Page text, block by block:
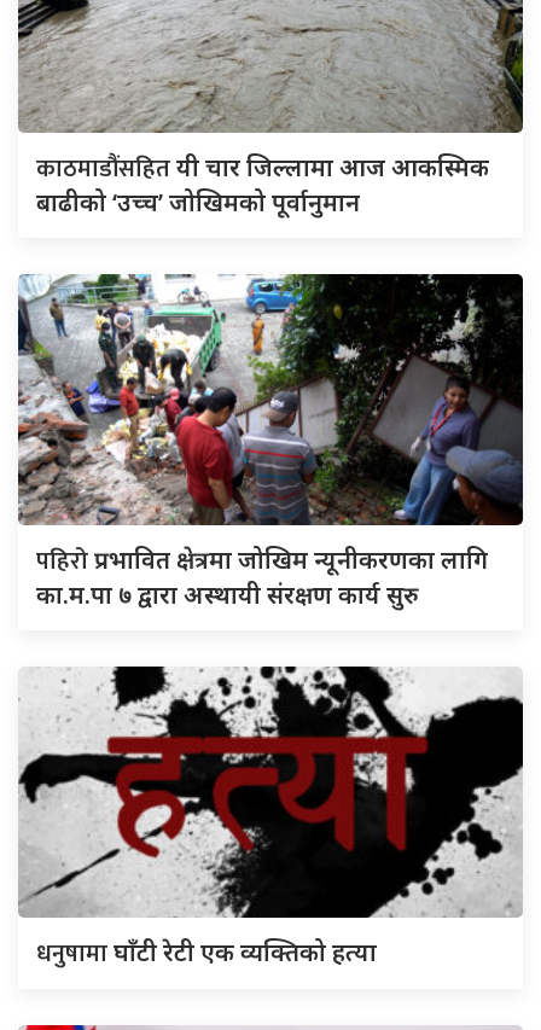
काठमाडौंसहितयी चार जिल्लामा आज आकस्मिक
बाढीको ‘उच्च’ जोखिमको पूर्वानुमान
पहिरोप्रभावित क्षेत्रमा जोखिम न्यूनीकरणका लागि
का.म.पा ७ द्वारा अस्थायी संरक्षण कार्य सुरु
धनुषामाघाँटी रेटी एक व्यक्तिको हत्या